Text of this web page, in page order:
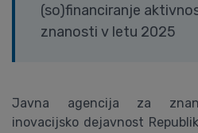
(so)financiranje
znanosti v letu 2025
Javna agencija za
inovacijsko dejavnost